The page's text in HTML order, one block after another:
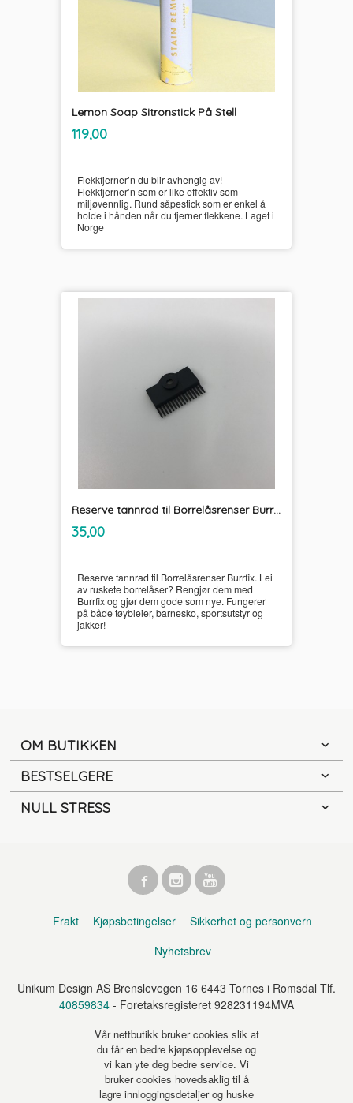
Lemon Soap Sitronstick På Stell
Pris
119,00mva.
Flekkfjerner’n du blir avhengig av!
Flekkfjerner’n som er like effektiv som
miljøvennlig. Rund såpestick som er enkel å
holde i hånden når du fjerner flekkene. Laget i
Norge
Reserve tannrad til Borrelåsrenser Burrfix
Pris
35,00mva.
Reserve tannrad til Borrelåsrenser Burrfix. Lei
av ruskete borrelåser? Rengjør dem med
Burrfix og gjør dem gode som nye. Fungerer
på både tøybleier, barnesko, sportsutstyr og
jakker!
OM BUTIKKEN
BESTSELGERE
NULL STRESS
Frakt Kjøpsbetingelser
Sikkerhet og personvern
Nyhetsbrev
Unikum Design AS Brenslevegen 16 6443 Tornes i Romsdal Tlf.
40859834 - Foretaksregisteret 928231194MVA
Vår nettbutikk bruker cookies slik at
du får en bedre kjøpsopplevelse og
vi kan yte deg bedre service. Vi
bruker cookies hovedsaklig til å
lagre innloggingsdetaljer og huske